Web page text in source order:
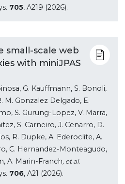
705, A219 (2026).
small-scale web
with miniJPAS
G. Kauffmann, S. Bonoli,
M. Gonzalez Delgado, E.
S. Gurung-Lopez, V. Marra,
S. Carneiro, J. Cenarro, D.
R. Dupke, A. Ederoclite, A.
C. Hernandez-Monteagudo,
A. Marin-Franch, et al.
706, A21 (2026).